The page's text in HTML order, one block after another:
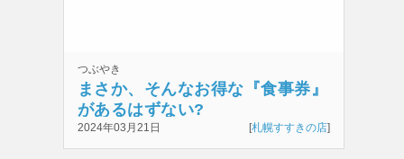
つぶやき
まさか、そんなお得な『食事券』
があるはずない?
2024年03月21日 [札幌すすきの店]